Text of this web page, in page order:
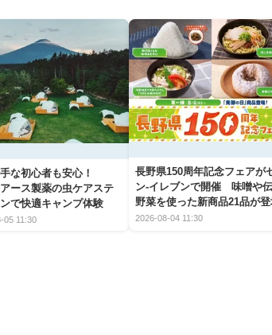
な初心者も安心！
ース製薬の虫ケアステ
で快適キャンプ体験
05 11:30
長野県150周年記念フェアが
ン-イレブンで開催 味噌や
野菜を使った新商品21品が
2026-08-04 11:30